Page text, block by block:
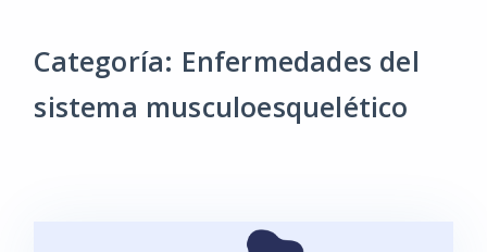
Categoría: Enfermedades del
sistema musculoesquelético